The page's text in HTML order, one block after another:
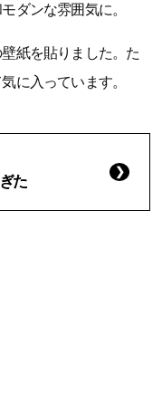
ダンな雰囲気に。
紙を貼りました。た
に入っています。
た